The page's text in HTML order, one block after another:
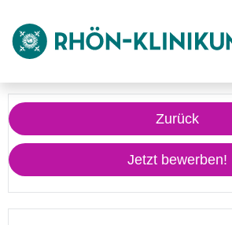
Stellenangebote
Bewerbungstipps
Zurück
Jetzt bewerben!